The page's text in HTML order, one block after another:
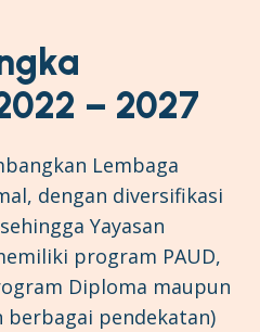
– 2027
Lembaga
dengan diversifikasi
Yayasan
program PAUD,
Diploma maupun
berbagai pendekatan)